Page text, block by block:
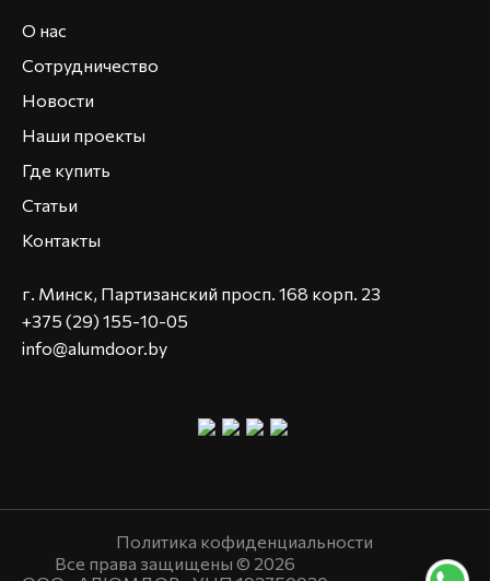
О нас
Сотрудничество
Новости
Наши проекты
Где купить
Статьи
Контакты
г. Минск, Партизанский просп. 168 корп. 23
+375 (29) 155-10-05
info@alumdoor.by
Все права защищены © 2026
Политика кофиденциальности